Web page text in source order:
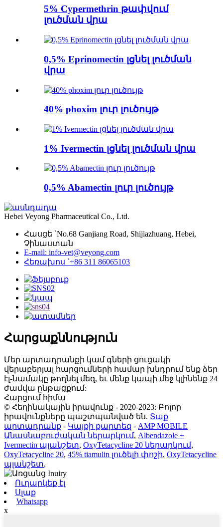
5% Cypermethrin թափվում
լուծման վրա
0,5% Eprinomectin լցնել լուծման
վրա
40% phoxim լուր լուծույթ
1% Ivermectin լցնել լուծման վրա
0,5% Abamectin լուր լուծույթ
Hebei Veyong Pharmaceutical Co., Ltd.
Հասցե `No.68 Ganjiang Road, Shijiazhuang, Hebei,
Չինաստան
E-mail: info-vet@veyong.com
Հեռախոս `+86 311 86065103
Հարցաքննություն
Մեր արտադրանքի կամ գների ցուցակի
վերաբերյալ հարցումների համար խնդրում ենք ձեր
էլ-նամակը թողնել մեզ, եւ մենք կապի մեջ կլինենք 24
ժամվա ընթացքում:
Հարցում հիմա
© Հեղինակային իրավունք - 2020-2023: Բոլոր
իրավունքները պաշտպանված են. Տաք
արտադրանք - Կայքի քարտեզ - AMP MOBILE
Անասնաբուժական ներարկում, Albendazole +
Ivermectin պլանշետ, OxyTetacycline 20 ներարկում,
OxyTetacycline 20, 45% tiamulin լուծելի փոշի, OxyTetacycline
պլանշետ,
Ուղարկեք էլ
Սլաք
Whatsapp
x